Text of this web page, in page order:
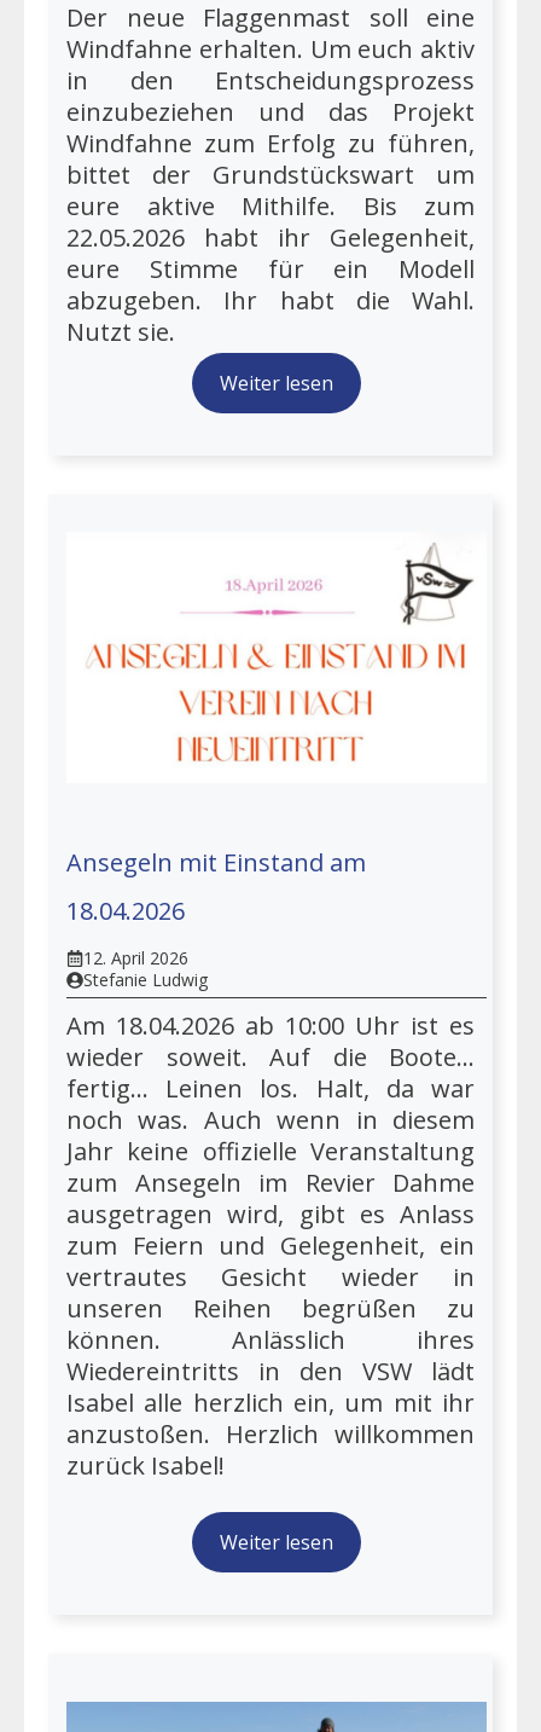
Der neue Flaggenmast soll eine
Windfahne erhalten. Um euch aktiv
in den Entscheidungsprozess
einzubeziehen und das Projekt
Windfahne zum Erfolg zu führen,
bittet der Grundstückswart um
eure aktive Mithilfe. Bis zum
22.05.2026 habt ihr Gelegenheit,
eure Stimme für ein Modell
abzugeben. Ihr habt die Wahl.
Nutzt sie.
Weiter lesen
Ansegeln mit Einstand am
18.04.2026
12. April 2026
Stefanie Ludwig
Am 18.04.2026 ab 10:00 Uhr ist es
wieder soweit. Auf die Boote...
fertig... Leinen los. Halt, da war
noch was. Auch wenn in diesem
Jahr keine offizielle Veranstaltung
zum Ansegeln im Revier Dahme
ausgetragen wird, gibt es Anlass
zum Feiern und Gelegenheit, ein
vertrautes Gesicht wieder in
unseren Reihen begrüßen zu
können. Anlässlich ihres
Wiedereintritts in den VSW lädt
Isabel alle herzlich ein, um mit ihr
anzustoßen. Herzlich willkommen
zurück Isabel!
Weiter lesen